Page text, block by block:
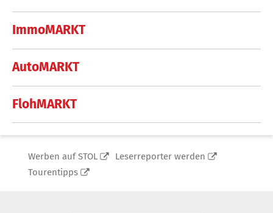
ImmoMARKT
AutoMARKT
FlohMARKT
Werben auf STOL
Leserreporter werden
Tourentipps